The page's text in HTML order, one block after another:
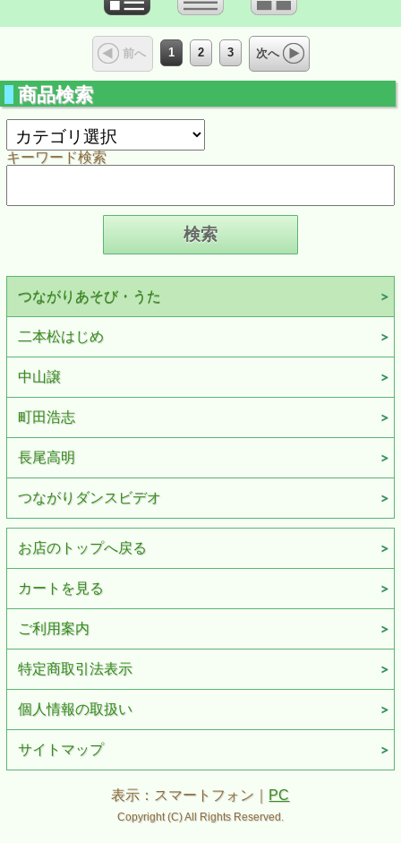
前へ 1 2 3 次へ
商品検索
キーワード検索
つながりあそび・うた
二本松はじめ
中山譲
町田浩志
長尾高明
つながりダンスビデオ
お店のトップへ戻る
カートを見る
ご利用案内
特定商取引法表示
個人情報の取扱い
サイトマップ
表示：スマートフォン｜ PC
Copyright (C) All Rights Reserved.